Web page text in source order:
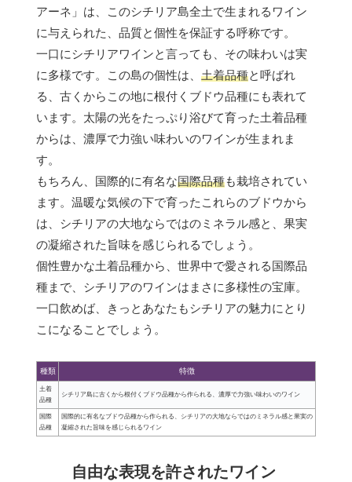
アーネ」は、このシチリア島全土で生まれるワイン
に与えられた、品質と個性を保証する呼称です。
一口にシチリアワインと言っても、その味わいは実
に多様です。この島の個性は、 土着品種と呼ばれ
る、古くからこの地に根付くブドウ品種にも表れて
います。太陽の光をたっぷり浴びて育った土着品種
からは、濃厚で力強い味わいのワインが生まれま
す。
もちろん、国際的に有名な国際品種も栽培されてい
ます。温暖な気候の下で育ったこれらのブドウから
は、シチリアの大地ならではのミネラル感と、果実
の凝縮された旨味を感じられるでしょう。
個性豊かな土着品種から、世界中で愛される国際品
種まで、シチリアのワインはまさに多様性の宝庫。
一口飲めば、きっとあなたもシチリアの魅力にとり
こになることでしょう。
種類 特徴
土着
品種
シチリア島に古くから根付くブドウ品種から作られる、濃厚で力強い味わいのワイン
国際
品種
国際的に有名なブドウ品種から作られる、シチリアの大地ならではのミネラル感と果実の
凝縮された旨味を感じられるワイン
自由な表現を許されたワイン